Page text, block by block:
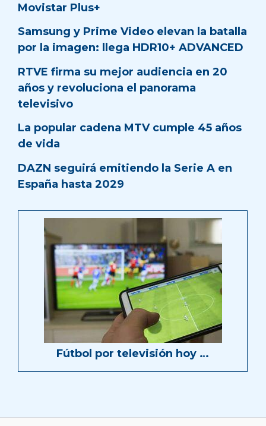
Movistar Plus+
Samsung y Prime Video elevan la batalla
por la imagen: llega HDR10+ ADVANCED
RTVE firma su mejor audiencia en 20
años y revoluciona el panorama
televisivo
La popular cadena MTV cumple 45 años
de vida
DAZN seguirá emitiendo la Serie A en
España hasta 2029
Fútbol por televisión hoy …